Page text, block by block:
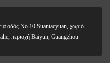
οδός No.10 Suantaoyuan, χωριό
περιοχή Baiyun, Guangzhou